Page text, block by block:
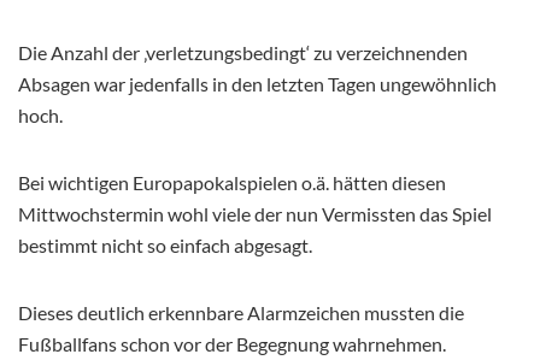
Die Anzahl der ‚verletzungsbedingt‘ zu verzeichnenden
Absagen war jedenfalls in den letzten Tagen ungewöhnlich
hoch.
Bei wichtigen Europapokalspielen o.ä. hätten diesen
Mittwochstermin wohl viele der nun Vermissten das Spiel
bestimmt nicht so einfach abgesagt.
Dieses deutlich erkennbare Alarmzeichen mussten die
Fußballfans schon vor der Begegnung wahrnehmen.